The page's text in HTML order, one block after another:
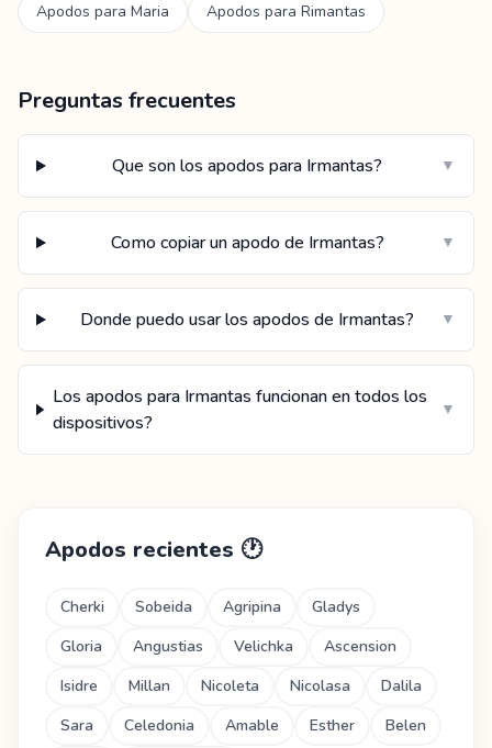
Apodos para Maria Apodos para Rimantas
Preguntas frecuentes
Que son los apodos para Irmantas? ▼
Como copiar un apodo de Irmantas? ▼
Donde puedo usar los apodos de Irmantas? ▼
Los apodos para Irmantas funcionan en todos los
dispositivos?
▼
Apodos recientes 🕐
Cherki Sobeida Agripina
Gladys
Gloria
Angustias Velichka
Ascension
Isidre
Millan Nicoleta Nicolasa
Dalila
Sara
Celedonia Amable Esther
Belen